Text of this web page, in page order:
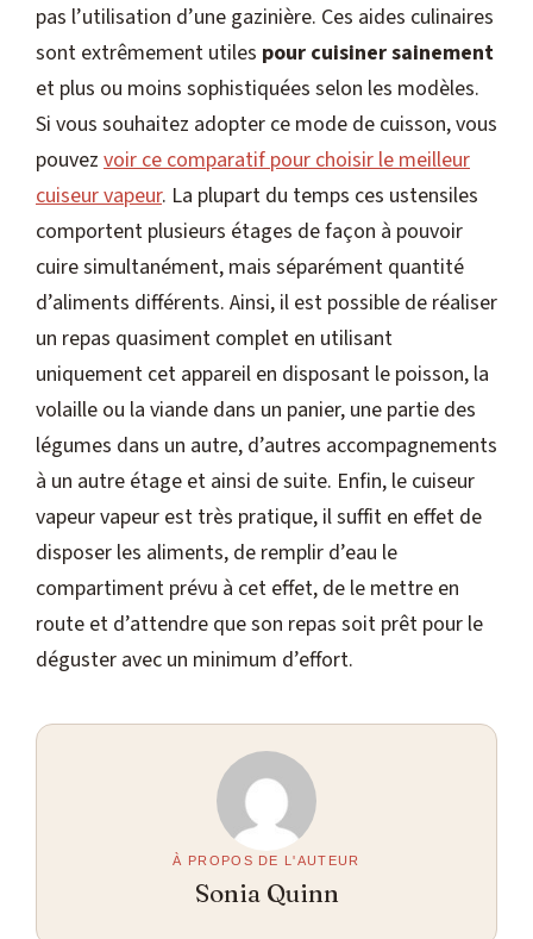
pas l’utilisation d’une gazinière. Ces aides culinaires
sont extrêmement utiles pour cuisiner sainement
et plus ou moins sophistiquées selon les modèles.
Si vous souhaitez adopter ce mode de cuisson, vous
pouvez voir ce comparatif pour choisir le meilleur
cuiseur vapeur. La plupart du temps ces ustensiles
comportent plusieurs étages de façon à pouvoir
cuire simultanément, mais séparément quantité
d’aliments différents. Ainsi, il est possible de réaliser
un repas quasiment complet en utilisant
uniquement cet appareil en disposant le poisson, la
volaille ou la viande dans un panier, une partie des
légumes dans un autre, d’autres accompagnements
à un autre étage et ainsi de suite. Enfin, le cuiseur
vapeur vapeur est très pratique, il suffit en effet de
disposer les aliments, de remplir d’eau le
compartiment prévu à cet effet, de le mettre en
route et d’attendre que son repas soit prêt pour le
déguster avec un minimum d’effort.
À PROPOS DE L'AUTEUR
Sonia Quinn